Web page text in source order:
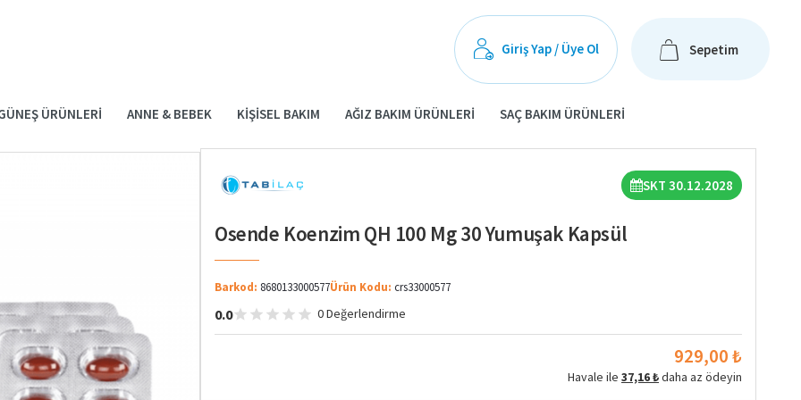
Giriş Yap / Üye Ol Sepetim
ÜRÜNLERI ANNE & BEBEK KIŞISEL BAKIM AĞIZ BAKIM ÜRÜNLERI SAÇ BAKIM ÜRÜNLERI
SKT 30.12.2028
Osende Koenzim QH 100 Mg 30 Yumuşak Kapsül
Barkod: 8680133000577Ürün Kodu: crs33000577
0.0 0 Değerlendirme
929,00 ₺
Havale ile 37,16 ₺ daha az ödeyin